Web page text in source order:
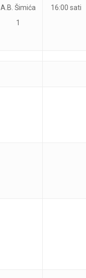
A.B. Šimića
1
16:00 sati